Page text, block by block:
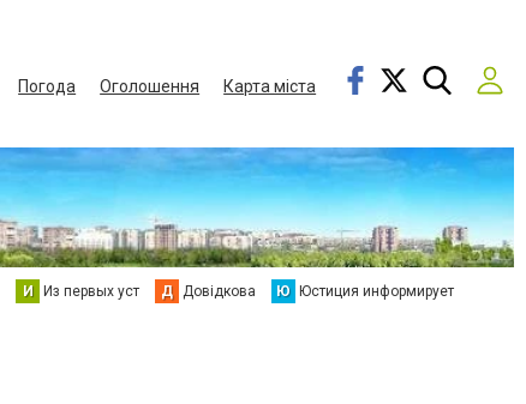
Погода Оголошення
Карта міста
И Из первых уст Д Довідкова Ю Юстиция информирует